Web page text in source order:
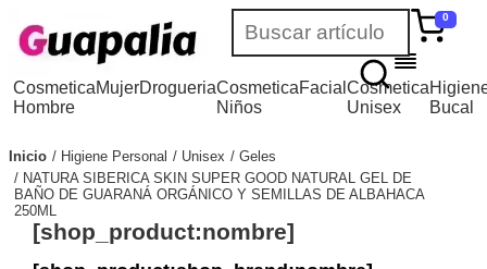
0
Cosmetica
Hombre
MujerDrogueriaCosmetica
Niños
FacialCosmetica
Unisex
Bucal
Inicio Higiene Personal Unisex
Geles
NATURA SIBERICA SKIN SUPER GOOD NATURAL GEL DE
BAÑO DE GUARANÁ ORGÁNICO Y SEMILLAS DE ALBAHACA
250ML
[shop_product:nombre]